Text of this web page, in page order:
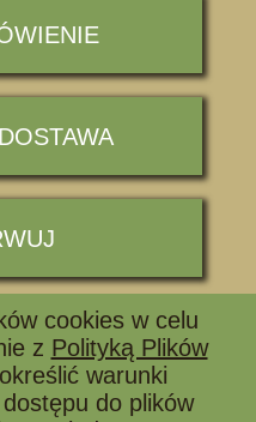
I ZAPYTAJ
cookies w celu
z Polityką Plików
warunki
do plików